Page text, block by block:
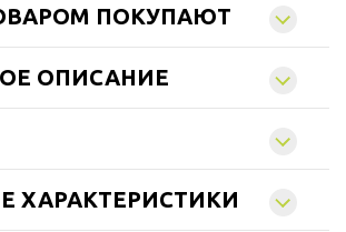
ПОКУПАЮТ
ОПИСАНИЕ
ХАРАКТЕРИСТИКИ